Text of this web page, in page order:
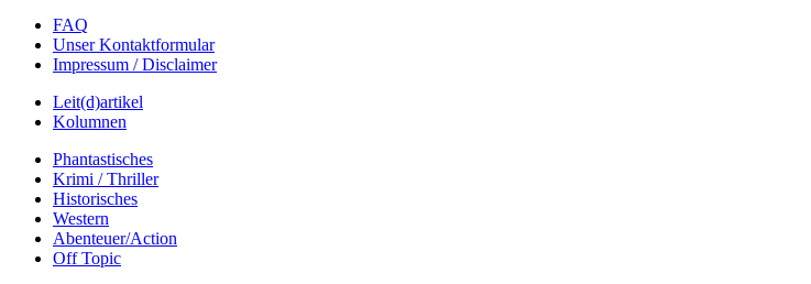
FAQ
Unser Kontaktformular
Impressum / Disclaimer
Leit(d)artikel
Kolumnen
Phantastisches
Krimi / Thriller
Historisches
Western
Abenteuer/Action
Off Topic